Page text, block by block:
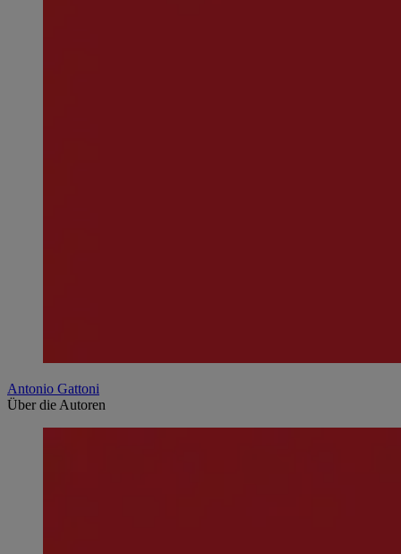
Antonio Gattoni
Über die Autoren